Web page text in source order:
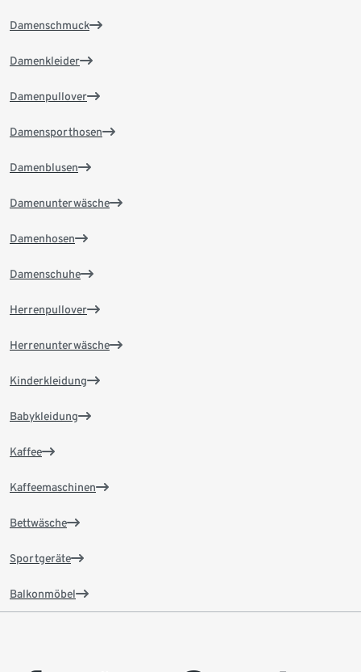
Damenschmuck
Damenkleider
Damenpullover
Damensporthosen
Damenblusen
Damenunterwäsche
Damenhosen
Damenschuhe
Herrenpullover
Herrenunterwäsche
Kinderkleidung
Babykleidung
Kaffee
Kaffeemaschinen
Bettwäsche
Sportgeräte
Balkonmöbel